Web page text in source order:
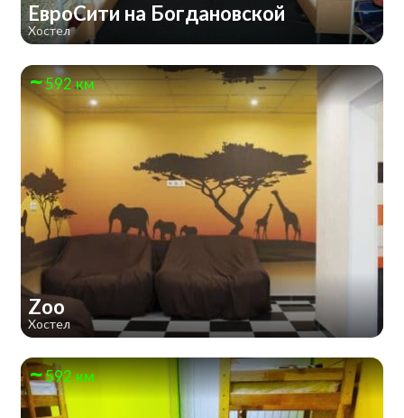
ЕвроСити на Богдановской
Хостел
592 км
Zoo
Хостел
592 км